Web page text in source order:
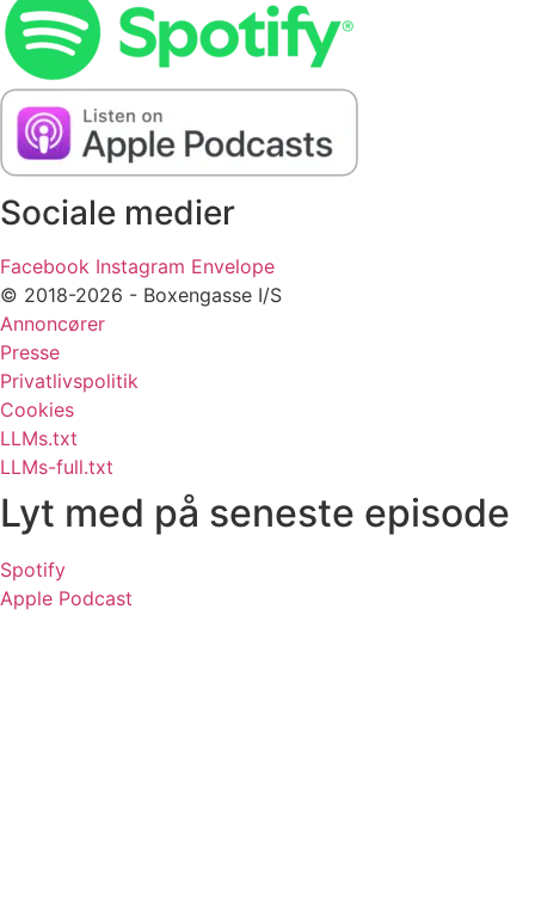
Sociale medier
Facebook Instagram Envelope
© 2018-2026 - Boxengasse I/S
Annoncører
Presse
Privatlivspolitik
Cookies
LLMs.txt
LLMs-full.txt
Lyt med på seneste episode
Spotify
Apple Podcast